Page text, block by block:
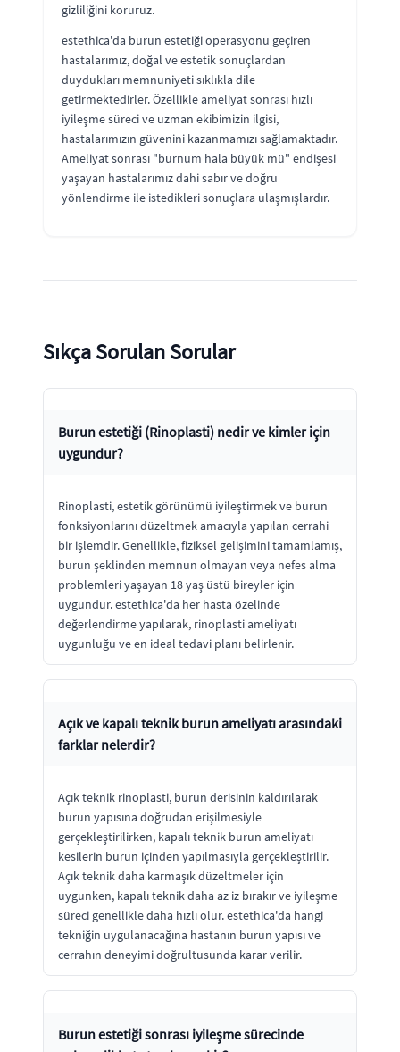
gizliliğini koruruz.
estethica'da burun estetiği operasyonu geçiren
hastalarımız, doğal ve estetik sonuçlardan
duydukları memnuniyeti sıklıkla dile
getirmektedirler. Özellikle ameliyat sonrası hızlı
iyileşme süreci ve uzman ekibimizin ilgisi,
hastalarımızın güvenini kazanmamızı sağlamaktadır.
Ameliyat sonrası "burnum hala büyük mü" endişesi
yaşayan hastalarımız dahi sabır ve doğru
yönlendirme ile istedikleri sonuçlara ulaşmışlardır.
Sıkça Sorulan Sorular
Burun estetiği (Rinoplasti) nedir ve kimler için
uygundur?
Rinoplasti, estetik görünümü iyileştirmek ve burun
fonksiyonlarını düzeltmek amacıyla yapılan cerrahi
bir işlemdir. Genellikle, fiziksel gelişimini tamamlamış,
burun şeklinden memnun olmayan veya nefes alma
problemleri yaşayan 18 yaş üstü bireyler için
uygundur. estethica'da her hasta özelinde
değerlendirme yapılarak, rinoplasti ameliyatı
uygunluğu ve en ideal tedavi planı belirlenir.
Açık ve kapalı teknik burun ameliyatı arasındaki
farklar nelerdir?
Açık teknik rinoplasti, burun derisinin kaldırılarak
burun yapısına doğrudan erişilmesiyle
gerçekleştirilirken, kapalı teknik burun ameliyatı
kesilerin burun içinden yapılmasıyla gerçekleştirilir.
Açık teknik daha karmaşık düzeltmeler için
uygunken, kapalı teknik daha az iz bırakır ve iyileşme
süreci genellikle daha hızlı olur. estethica'da hangi
tekniğin uygulanacağına hastanın burun yapısı ve
cerrahın deneyimi doğrultusunda karar verilir.
Burun estetiği sonrası iyileşme sürecinde